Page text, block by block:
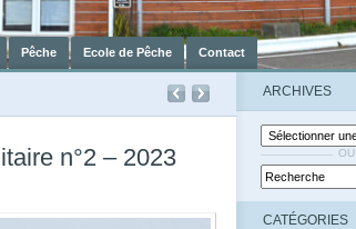
Pêche Ecole de Pêche Contact
n°2 – 2023
ARCHIVES
OU
CATÉGORIES